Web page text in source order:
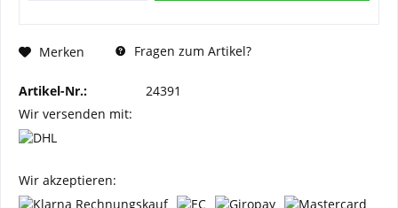
Merken Fragen zum Artikel?
Artikel-Nr.:
24391
Wir versenden mit:
Wir akzeptieren: